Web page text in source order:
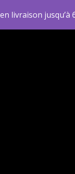
livraison jusqu’à